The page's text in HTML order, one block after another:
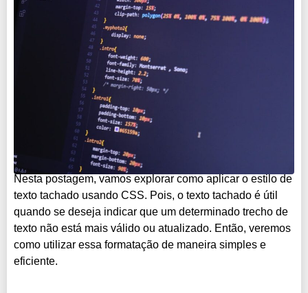
Nesta postagem, vamos explorar como aplicar o estilo de
texto tachado usando CSS. Pois, o texto tachado é útil
quando se deseja indicar que um determinado trecho de
texto não está mais válido ou atualizado. Então, veremos
como utilizar essa formatação de maneira simples e
eficiente.